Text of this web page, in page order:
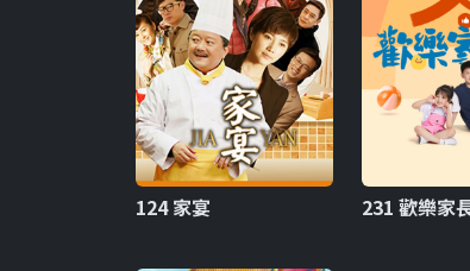
124 家宴 231 歡樂家